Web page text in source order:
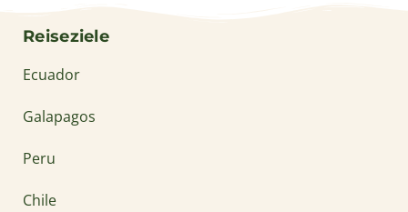
Reiseziele
Ecuador
Galapagos
Peru
Chile